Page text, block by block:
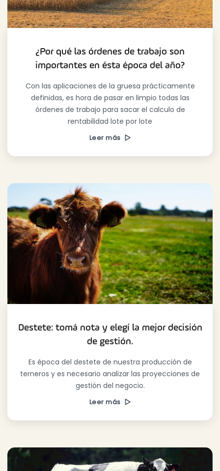
¿Por qué las órdenes de trabajo son
importantes en ésta época del año?
Con las aplicaciones de la gruesa prácticamente
definidas, es hora de pasar en limpio todas las
órdenes de trabajo para sacar el calculo de
rentabilidad lote por lote
Leer más
Destete: tomá nota y elegí la mejor decisión
de gestión.
Es época del destete de nuestra producción de
terneros y es necesario analizar las proyecciones de
gestión del negocio.
Leer más